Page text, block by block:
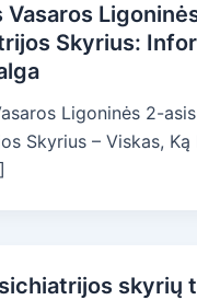
Vasaros
Skyrius:
Ligoninės 2-asis
Skyrius – Viskas, Ką
skyrių